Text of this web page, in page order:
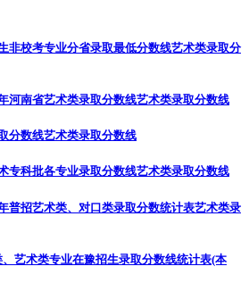
非校考专业分省录取最低分数线艺术类录取分
河南省艺术类录取分数线艺术类录取分数线
分数线艺术类录取分数线
专科批各专业录取分数线艺术类录取分数线
普招艺术类、对口类录取分数统计表艺术类录
艺术类专业在豫招生录取分数线统计表(本